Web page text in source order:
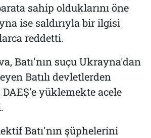
sahip olduklarını öne
ise saldırıyla bir ilgisi
reddetti.
Batı'nın suçu Ukrayna'dan
Batılı devletlerden
yüklemekte acele
Batı'nın şüphelerini